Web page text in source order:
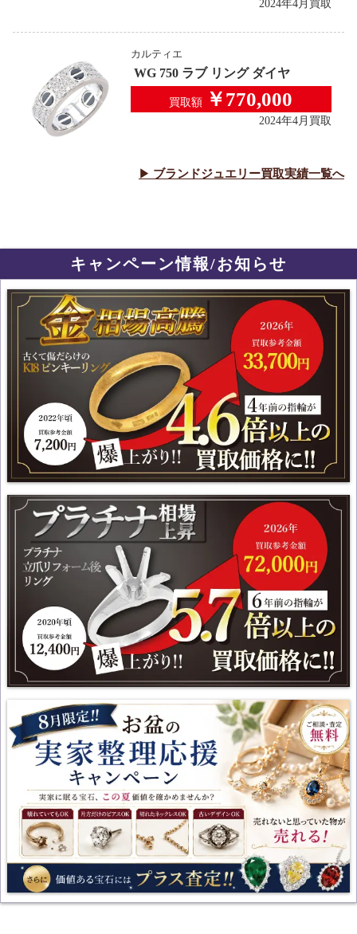
2024年4月買取
カルティエ
WG 750 ラブ リング ダイヤ
買取額 ￥770,000
2024年4月買取
ブランドジュエリー買取実績一覧へ
キャンペーン情報/お知らせ
国内金相場が史上最高値更新!! 金・プラチナ・ジュエリー製品
を売るなら今がチャンスです！
国内プラチナ相場が史上最高値更新!! 宝石付なら更にプラス査
定！！
【8/30(日)まで】8月限定「お盆の実家整理応援キャンペーン」開
催中！